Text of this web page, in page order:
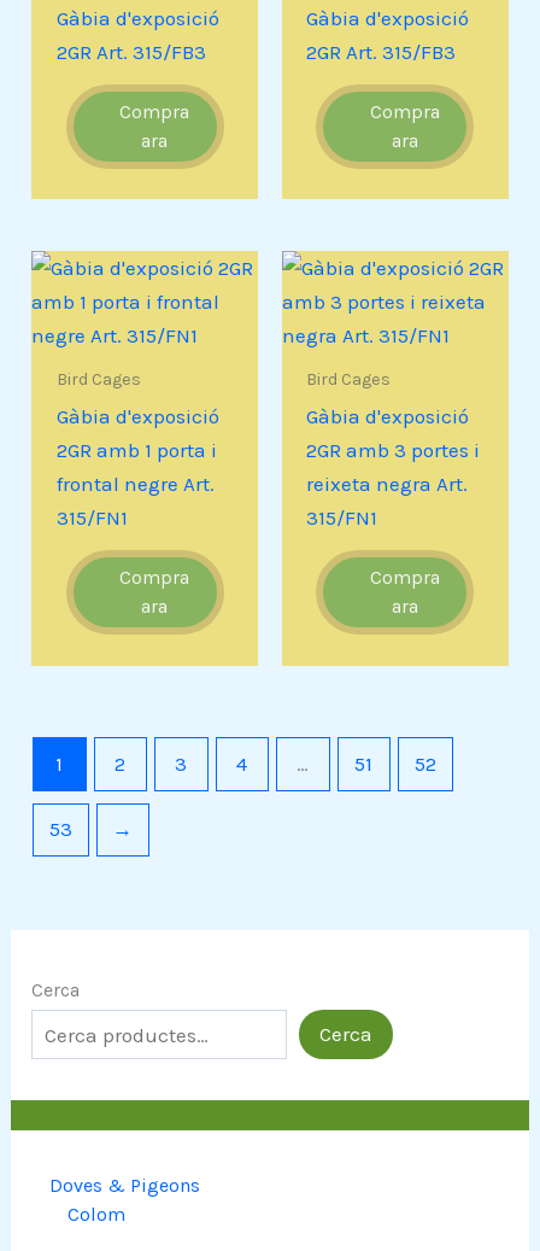
Cerca
Cerca
Doves & Pigeons
Colom
Gàbia d'exposició
2GR Art. 315/FB3
Compra
ara
Gàbia d'exposició
2GR Art. 315/FB3
Compra
ara
Bird Cages
Gàbia d'exposició
2GR amb 1 porta i
frontal negre Art.
315/FN1
Compra
ara
Bird Cages
Gàbia d'exposició
2GR amb 3 portes i
reixeta negra Art.
315/FN1
Compra
ara
1 2 3 4 … 51 52
53 →